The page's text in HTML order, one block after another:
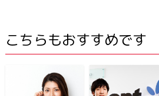
こちらもおすすめです